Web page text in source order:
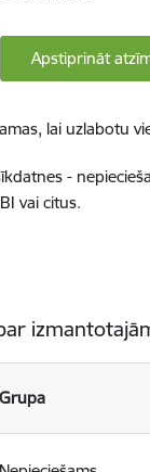
Apstiprināt
lai uzlabotu
-
vai citus.
Grupa